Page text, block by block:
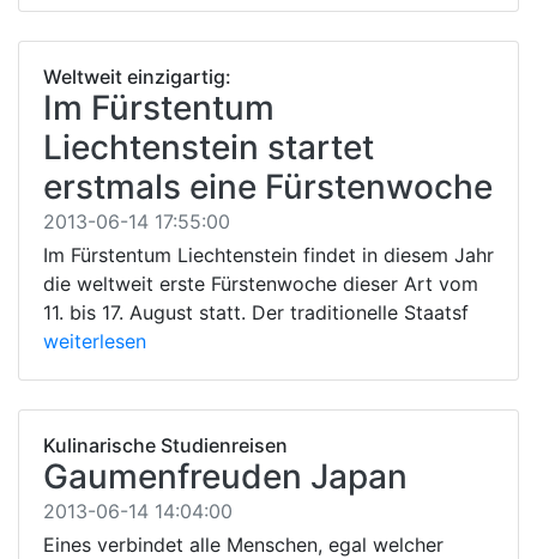
Weltweit einzigartig:
Im Fürstentum
Liechtenstein startet
erstmals eine Fürstenwoche
2013-06-14 17:55:00
Im Fürstentum Liechtenstein findet in diesem Jahr
die weltweit erste Fürstenwoche dieser Art vom
11. bis 17. August statt. Der traditionelle Staatsf
weiterlesen
Kulinarische Studienreisen
Gaumenfreuden Japan
2013-06-14 14:04:00
Eines verbindet alle Menschen, egal welcher